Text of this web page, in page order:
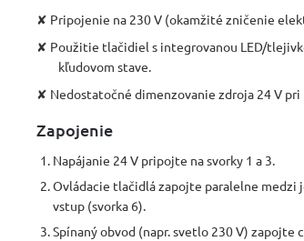
✘ Pripojenie na 230 V (okamžité zničenie
✘ Použitie tlačidiel s integrovanou LED/
kľudovom stave.
✘ Nedostatočné dimenzovanie zdroja 24 V pri
Zapojenie
Napájanie 24 V pripojte na svorky 1 a 3.
Ovládacie tlačidlá zapojte paralelne medzi
vstup (svorka 6).
Spínaný obvod (napr. svetlo 230 V) zapojte